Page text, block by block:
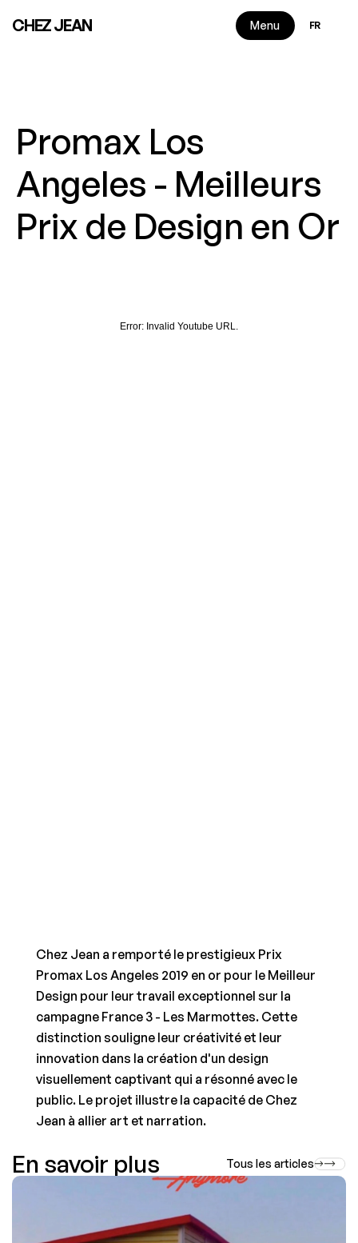
CHEZ JEAN Menu FR
Promax Los
Angeles - Meilleurs
Prix de Design en Or
Error: Invalid Youtube URL.
Chez Jean a remporté le prestigieux Prix
Promax Los Angeles 2019 en or pour le Meilleur
Design pour leur travail exceptionnel sur la
campagne France 3 - Les Marmottes. Cette
distinction souligne leur créativité et leur
innovation dans la création d'un design
visuellement captivant qui a résonné avec le
public. Le projet illustre la capacité de Chez
Jean à allier art et narration.
En savoir plus Tous les articles